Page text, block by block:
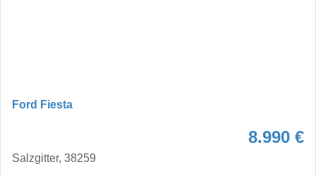
Ford Fiesta
8.990 €
Salzgitter, 38259